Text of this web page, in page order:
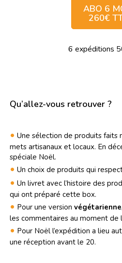
ABO 6
260€
6 expéditions
Qu’allez-vous retrouver ?
• Une sélection de produits faits
mets artisanaux et locaux. En
spéciale Noël.
• Un choix de produits qui
• Un livret avec l’histoire des
qui ont préparé cette box.
• Pour une version végétarienne
les commentaires au moment de
• Pour Noël l’expédition a lieu
une réception avant le 20.